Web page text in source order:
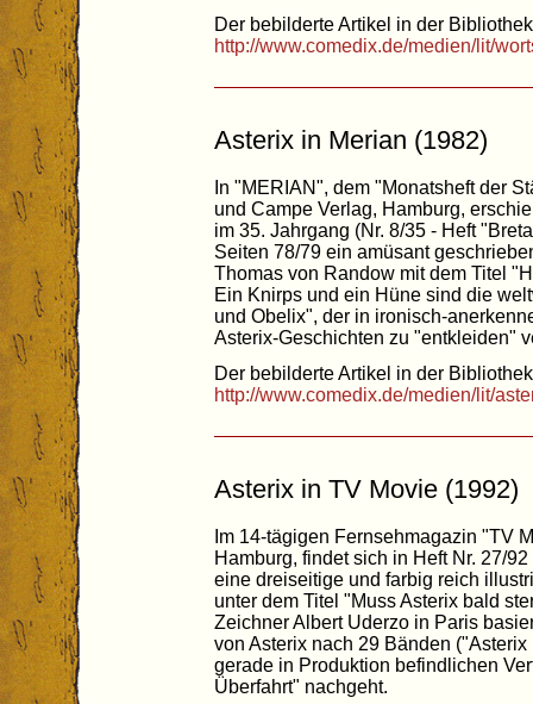
Der bebilderte Artikel in der
http://www.comedix.de/medien/lit/
Asterix in Merian (1982)
In "MERIAN", dem "Monatsheft der
und Campe Verlag, Hamburg,
im 35. Jahrgang (Nr. 8/35 - Heft
Seiten 78/79 ein amüsant
Thomas von Randow mit dem Titel
Ein Knirps und ein Hüne sind die
und Obelix", der in ironisch-
Asterix-Geschichten zu "entkleiden"
Der bebilderte Artikel in der
http://www.comedix.de/medien/lit/
Asterix in TV Movie (1992)
Im 14-tägigen Fernsehmagazin "TV
Hamburg, findet sich in Heft Nr. 27/
eine dreiseitige und farbig reich
unter dem Titel "Muss Asterix bald
Zeichner Albert Uderzo in Paris
von Asterix nach 29 Bänden
gerade in Produktion befindlichen
Überfahrt" nachgeht.